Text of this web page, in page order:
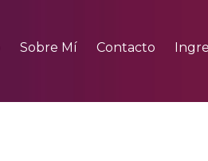
Sobre Mí Contacto